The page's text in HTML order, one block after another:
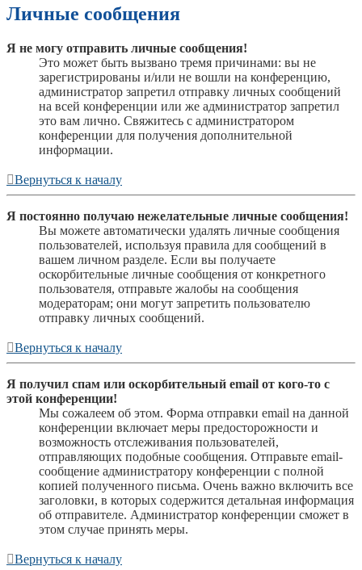
Личные сообщения
Я не могу отправить личные сообщения!
Это может быть вызвано тремя причинами: вы не
зарегистрированы и/или не вошли на конференцию,
администратор запретил отправку личных сообщений
на всей конференции или же администратор запретил
это вам лично. Свяжитесь с администратором
конференции для получения дополнительной
информации.
Вернуться к началу
Я постоянно получаю нежелательные личные сообщения!
Вы можете автоматически удалять личные сообщения
пользователей, используя правила для сообщений в
вашем личном разделе. Если вы получаете
оскорбительные личные сообщения от конкретного
пользователя, отправьте жалобы на сообщения
модераторам; они могут запретить пользователю
отправку личных сообщений.
Вернуться к началу
Я получил спам или оскорбительный email от кого-то с
этой конференции!
Мы сожалеем об этом. Форма отправки email на данной
конференции включает меры предосторожности и
возможность отслеживания пользователей,
отправляющих подобные сообщения. Отправьте email-
сообщение администратору конференции с полной
копией полученного письма. Очень важно включить все
заголовки, в которых содержится детальная информация
об отправителе. Администратор конференции сможет в
этом случае принять меры.
Вернуться к началу